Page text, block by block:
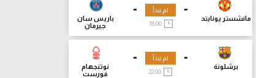
-
مانشستر يونايتد
-
باريس سان
جيرمان
لم تبدأ
18:00
-
برشلونة
-
نوتنجهام
فورست
لم تبدأ